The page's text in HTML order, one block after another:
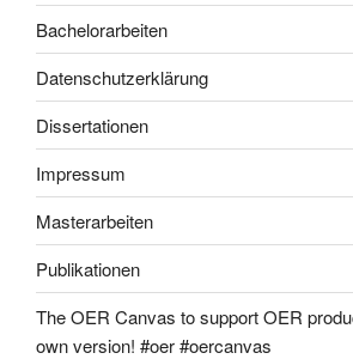
Bachelorarbeiten
Datenschutzerklärung
Dissertationen
Impressum
Masterarbeiten
Publikationen
The OER Canvas to support OER
own version! #oer #oercanvas